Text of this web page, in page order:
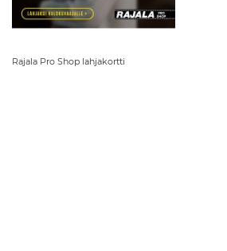
Rajala Pro Shop lahjakortti